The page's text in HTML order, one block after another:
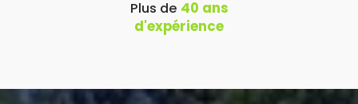
Plus de 40 ans
d'expérience